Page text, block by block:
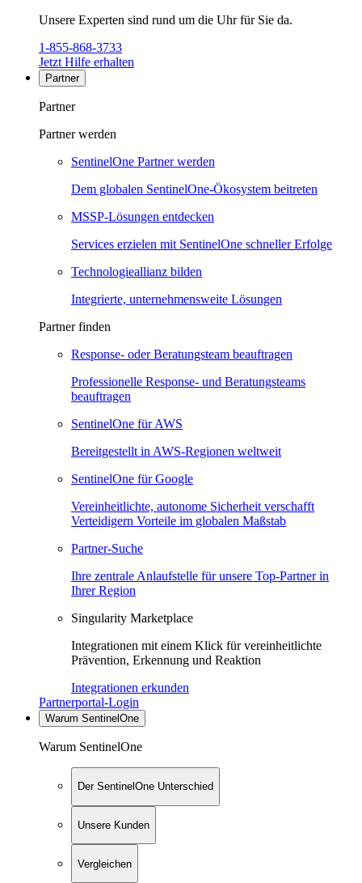
Unsere Experten sind rund um die Uhr für Sie da.
1-855-868-3733
Jetzt Hilfe erhalten
Partner
Partner
Partner werden
SentinelOne Partner werden
Dem globalen SentinelOne-Ökosystem beitreten
MSSP-Lösungen entdecken
Services erzielen mit SentinelOne schneller Erfolge
Technologieallianz bilden
Integrierte, unternehmensweite Lösungen
Partner finden
Response- oder Beratungsteam beauftragen
Professionelle Response- und Beratungsteams
beauftragen
SentinelOne für AWS
Bereitgestellt in AWS-Regionen weltweit
SentinelOne für Google
Vereinheitlichte, autonome Sicherheit verschafft
Verteidigern Vorteile im globalen Maßstab
Partner-Suche
Ihre zentrale Anlaufstelle für unsere Top-Partner in
Ihrer Region
Singularity Marketplace
Integrationen mit einem Klick für vereinheitlichte
Prävention, Erkennung und Reaktion
Integrationen erkunden
Partnerportal-Login
Warum SentinelOne
Warum SentinelOne
Der SentinelOne Unterschied
Unsere Kunden
Vergleichen